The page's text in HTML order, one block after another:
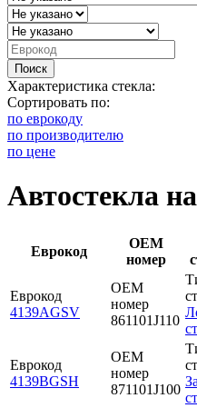
Поиск
Характеристика стекла:
Сортировать по:
по еврокоду
по производителю
по цене
Автостекла
Еврокод
OEM
номер
Еврокод
4139AGSV
OEM
номер
861101J110
Еврокод
4139BGSH
OEM
номер
871101J100